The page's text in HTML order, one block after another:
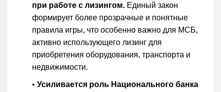
при работе с лизингом. Единый закон
формирует более прозрачные и понятные
правила игры, что особенно важно для МСБ,
активно использующего лизинг для
приобретения оборудования, транспорта и
недвижимости.
• Усиливается роль Национального банка